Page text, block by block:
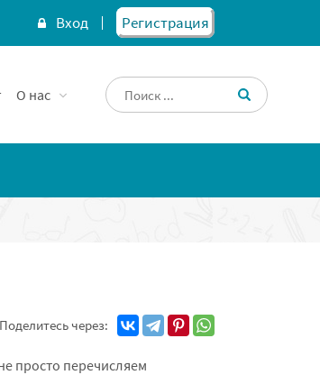
Вход Регистрация
О нас
Поделитесь через:
просто перечисляем